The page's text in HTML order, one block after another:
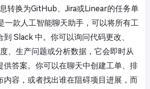
转换为GitHub、Jira或Linear的任务单
一款人工智能聊天助手，可以将所有工
Slack 中。你可以询问代码更改、
、生产问题或分析数据，它会即时从
供答案。你可以在聊天中创建工单、排
内容，或者找出谁在阻碍项目进展，而